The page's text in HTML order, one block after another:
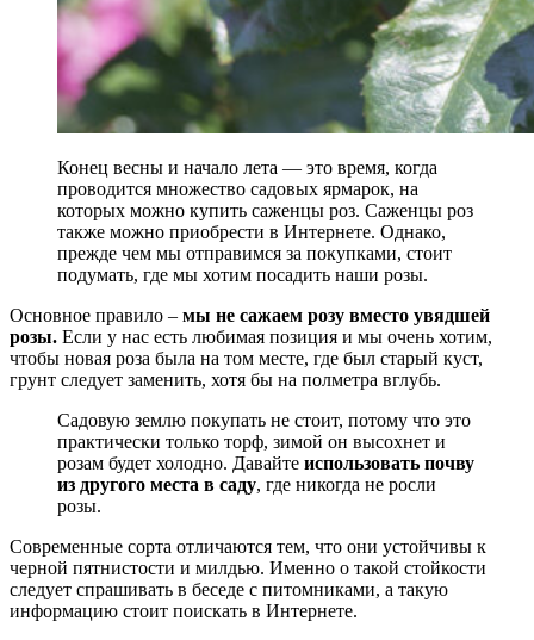
Конец весны и начало лета — это время, когда
проводится множество садовых ярмарок, на
которых можно купить саженцы роз. Саженцы роз
также можно приобрести в Интернете. Однако,
прежде чем мы отправимся за покупками, стоит
подумать, где мы хотим посадить наши розы.
Основное правило – мы не сажаем розу вместо увядшей
розы. Если у нас есть любимая позиция и мы очень хотим,
чтобы новая роза была на том месте, где был старый куст,
грунт следует заменить, хотя бы на полметра вглубь.
Садовую землю покупать не стоит, потому что это
практически только торф, зимой он высохнет и
розам будет холодно. Давайте использовать почву
из другого места в саду, где никогда не росли
розы.
Современные сорта отличаются тем, что они устойчивы к
черной пятнистости и милдью. Именно о такой стойкости
следует спрашивать в беседе с питомниками, а такую ​​
информацию стоит поискать в Интернете.